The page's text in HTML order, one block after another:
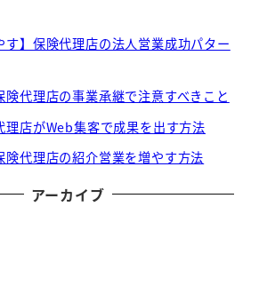
す】保険代理店の法人営業成功パター
険代理店の事業承継で注意すべきこと
理店がWeb集客で成果を出す方法
険代理店の紹介営業を増やす方法
アーカイブ